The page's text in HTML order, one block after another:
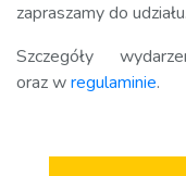
zapraszamy do udziału.
Szczegóły
oraz wregulaminie.